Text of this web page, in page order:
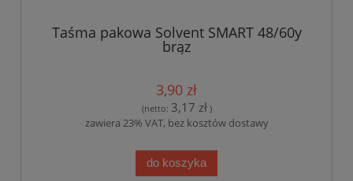
Taśma pakowa Solvent SMART 48/60y
brąz
3,90 zł
(netto: 3,17 zł)
zawiera 23% VAT, bez kosztów dostawy
do koszyka